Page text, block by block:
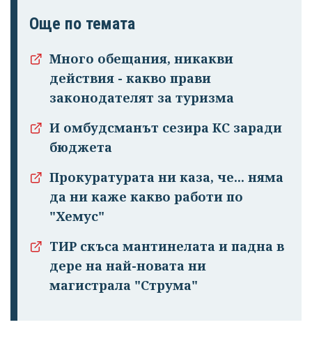
Още по темата
Много обещания, никакви
действия - какво прави
законодателят за туризма
И омбудсманът сезира КС заради
бюджета
Прокуратурата ни каза, че... няма
да ни каже какво работи по
"Хемус"
ТИР скъса мантинелата и падна в
дере на най-новата ни
магистрала "Струма"